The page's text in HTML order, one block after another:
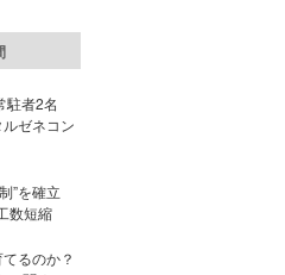
駐者2名
ゼネコン
”を確立
数短縮
るのか？